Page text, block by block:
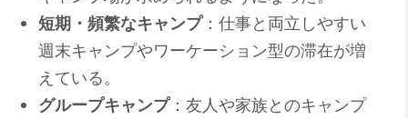
短期・頻繁なキャンプ：仕事と両立しやすい
週末キャンプやワーケーション型の滞在が増
えている。
グループキャンプ：友人や家族とのキャンプ